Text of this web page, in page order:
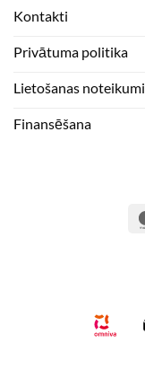
Kontakti
Privātuma politika
Lietošanas noteikumi
Finansēšana